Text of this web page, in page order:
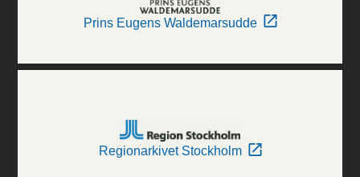
Prins Eugens Waldemarsudde
Regionarkivet Stockholm